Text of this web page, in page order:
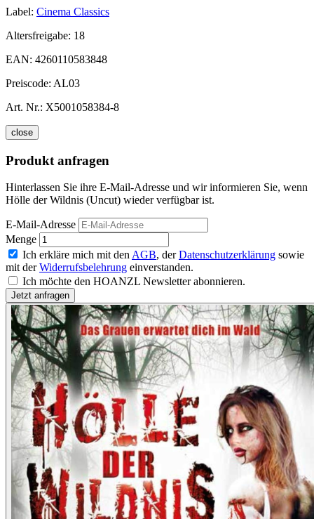
Label: Cinema Classics
Altersfreigabe: 18
EAN: 4260110583848
Preiscode: AL03
Art. Nr.: X5001058384-8
close
Produkt anfragen
Hinterlassen Sie ihre E-Mail-Adresse und wir informieren Sie, wenn
Hölle der Wildnis (Uncut) wieder verfügbar ist.
E-Mail-Adresse
Menge
Ich erkläre mich mit den AGB, derDatenschutzerklärung sowie
mit derWiderrufsbelehrung einverstanden.
Ich möchte den HOANZL Newsletter abonnieren.